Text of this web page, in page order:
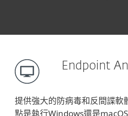
Endpoint
提供強大的防病毒和反間諜軟
點是執行Windows還是